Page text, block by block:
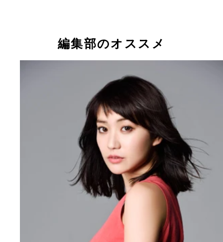
編集部のオススメ